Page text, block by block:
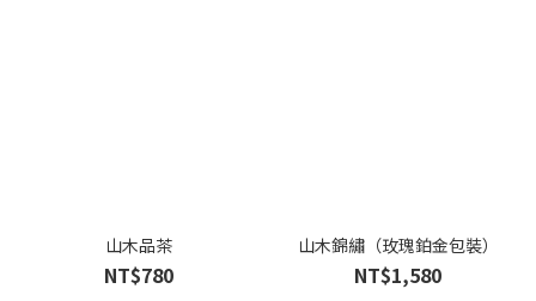
山木品茶
NT$780
山木錦繡（玫瑰鉑金包裝）
NT$1,580